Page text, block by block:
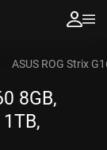
ASUS ROG Strix
8GB,